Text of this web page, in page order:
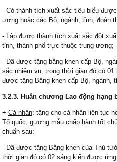
- Có thành tích xuất sắc tiêu biểu
ương hoặc các Bộ, ngành, tỉnh, đoàn
- Lập được thành tích xuất sắc đột
tỉnh, thành phố trực thuộc trung ương;
- Đã được tặng bằng khen cấp Bộ,
sắc nhiệm vụ, trong thời gian đó có
được tặng Bằng khen cấp Bộ, ngành,
3.2.3. Huân chương Lao động hạng
+ Cá nhân: tặng cho cá nhân liên tục
Tổ quốc, gương mẫu chấp hành tốt
chuẩn sau:
- Đã được tặng Bằng khen của Thủ
thời gian đó có 02 sáng kiến được